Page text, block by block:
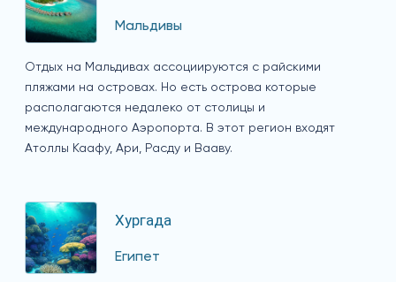
Мальдивы
Отдых на Мальдивах ассоциируются с райскими
пляжами на островах. Но есть острова которые
располагаются недалеко от столицы и
международного Аэропорта. В этот регион входят
Атоллы Каафу, Ари, Расду и Вааву.
Хургада
Египет